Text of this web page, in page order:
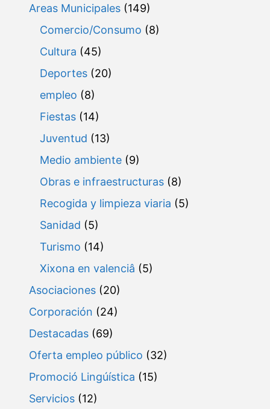
Areas Municipales (149)
Comercio/Consumo (8)
Cultura (45)
Deportes (20)
empleo (8)
Fiestas (14)
Juventud (13)
Medio ambiente (9)
Obras e infraestructuras (8)
Recogida y limpieza viaria (5)
Sanidad (5)
Turismo (14)
Xixona en valenciâ (5)
Asociaciones (20)
Corporación (24)
Destacadas (69)
Oferta empleo público (32)
Promoció Lingúística (15)
Servicios (12)